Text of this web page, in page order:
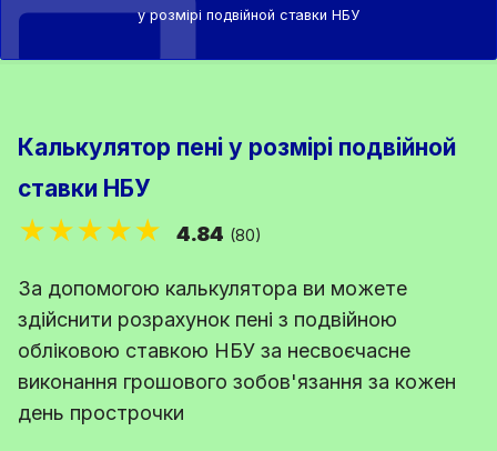
у розмірі подвійной ставки НБУ
Калькулятор пені у розмірі подвійной
ставки НБУ
★★★★★ 4.84 (80)
За допомогою калькулятора ви можете
здійснити розрахунок пені з подвійною
обліковою ставкою НБУ за несвоєчасне
виконання грошового зобов'язання за кожен
день прострочки